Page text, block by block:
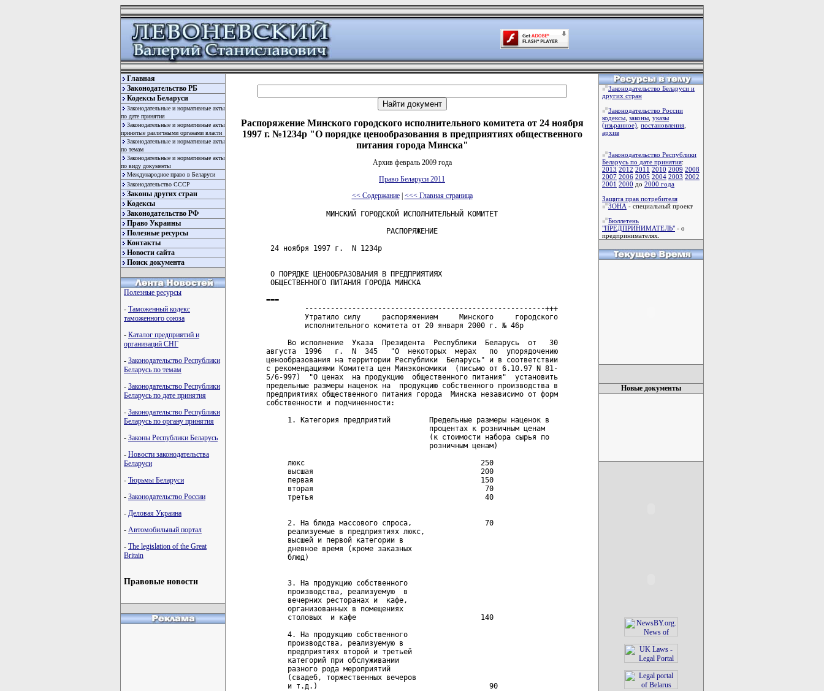
Главная
Законодательство РБ
Кодексы Беларуси
Законодательные и нормативные акты
по дате принятия
Законодательные и нормативные акты
принятые различными органами власти
Законодательные и нормативные акты
по темам
Законодательные и нормативные акты
по виду документы
Международное право в Беларуси
Законодательство СССР
Законы других стран
Кодексы
Законодательство РФ
Право Украины
Полезные ресурсы
Контакты
Новости сайта
Поиск документа
Полезные ресурсы
- Таможенный кодекс
таможенного союза
- Каталог предприятий и
организаций СНГ
- Законодательство Республики
Беларусь по темам
- Законодательство Республики
Беларусь по дате принятия
- Законодательство Республики
Беларусь по органу принятия
- Законы Республики Беларусь
- Новости законодательства
Беларуси
- Тюрьмы Беларуси
- Законодательство России
- Деловая Украина
- Автомобильный портал
- The legislation of the Great
Britain
Правовые новости
Распоряжение Минского городского исполнительного комитета от 24 ноября
1997 г. №1234р "О порядке ценообразования в предприятиях общественного
питания города Минска"
Архив февраль 2009 года
Право Беларуси 2011
<< Содержание| <<< Главная страница
              МИНСКИЙ ГОРОДСКОЙ ИСПОЛНИТЕЛЬНЫЙ КОМИТЕТ
                            РАСПОРЯЖЕНИЕ
24 ноября 1997 г.  N 1234р
О ПОРЯДКЕ ЦЕНООБРАЗОВАНИЯ В ПРЕДПРИЯТИЯХ
ОБЩЕСТВЕННОГО ПИТАНИЯ ГОРОДА МИНСКА
===
         --------------------------------------------------------+++
         Утратило силу     распоряжением     Минского     городского
         исполнительного комитета от 20 января 2000 г. № 46р
     Во исполнение  Указа  Президента  Республики  Беларусь  от   30
августа  1996   г.  N  345   "О  некоторых  мерах   по  упорядочению
ценообразования на территории Республики  Беларусь" и в соответствии
с рекомендациями Комитета цен Минэкономики  (письмо от 6.10.97 N 81-
5/6-997)  "О ценах  на продукцию  общественного питания"  установить
предельные размеры наценок на  продукцию собственного производства в
предприятиях общественного питания города  Минска независимо от форм
собственности и подчиненности:
     1. Категория предприятий         Предельные размеры наценок в
                                      процентах к розничным ценам
                                      (к стоимости набора сырья по
                                      розничным ценам)
     люкс                                         250
     высшая                                       200
     первая                                       150
     вторая                                        70
     третья                                        40
     2. На блюда массового спроса,                 70
     реализуемые в предприятиях люкс,
     высшей и первой категории в
     дневное время (кроме заказных
     блюд)
     3. На продукцию собственного
     производства, реализуемую  в
     вечерних ресторанах и  кафе,
     организованных в помещениях
     столовых  и кафе                             140
     4. На продукцию собственного
     производства, реализуемую в
     предприятиях второй и третьей
     категорий при обслуживании
     разного рода мероприятий
     (свадеб, торжественных вечеров
     и т.д.)                                        90
Законодательство Беларуси и
других стран
Законодательство России
кодексы законы указы
(изьранное) постановления
архив
Законодательство Республики
Беларусь по дате принятия:
2013 2012 2011 2010 2009 2008
2007 2006 2005 2004 2003 2002
2001 2000 до 2000 года
Защита прав потребителя
ЗОНА - специальный проект
Бюллетень
"ПРЕДПРИНИМАТЕЛЬ" - о
предпринимателях.
Новые документы